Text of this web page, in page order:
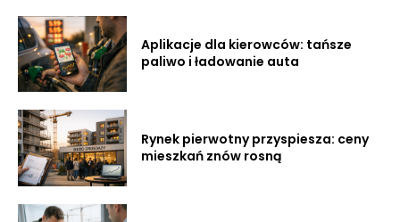
Aplikacje dla kierowców: tańsze
paliwo i ładowanie auta
Rynek pierwotny przyspiesza: ceny
mieszkań znów rosną